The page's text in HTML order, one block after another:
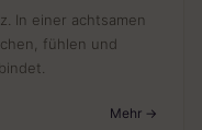
In einer achtsamen
fühlen und
Mehr